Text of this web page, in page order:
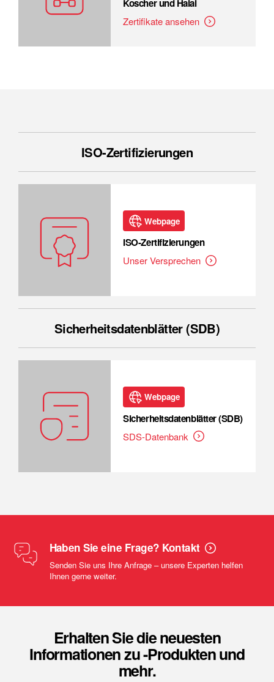
Koscher und Halal
Zertifikate ansehen
ISO-Zertifizierungen
Webpage
ISO-Zertifizierungen
Unser Versprechen
Sicherheitsdatenblätter (SDB)
Webpage
Sicherheitsdatenblätter (SDB)
SDS-Datenbank
Haben Sie eine Frage? Kontakt
Senden Sie uns Ihre Anfrage – unsere Experten helfen
Ihnen gerne weiter.
Erhalten Sie die neuesten
Informationen zu -Produkten und
mehr.